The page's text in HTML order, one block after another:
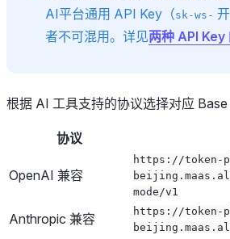
AI平台通用 API Key（sk-ws-
者不可混用。详见两种 API Key
根据 AI 工具支持的协议选择对应 Base
协议
OpenAI 兼容
https://token-
mode/v1
Anthropic 兼容
https://token-